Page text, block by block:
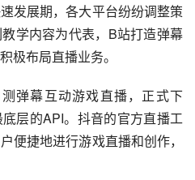
发展期，各大平台纷纷调整策
学内容为代表，B站打造弹幕
极布局直播业务。
弹幕互动游戏直播，正式下
层的API。抖音的官方直播工
便捷地进行游戏直播和创作，